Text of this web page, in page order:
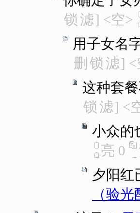
锁 滤] <空>
用子女名
删 锁 滤] <
这种套
锁 滤] <
小众的
亮 0
夕阳红
（验光